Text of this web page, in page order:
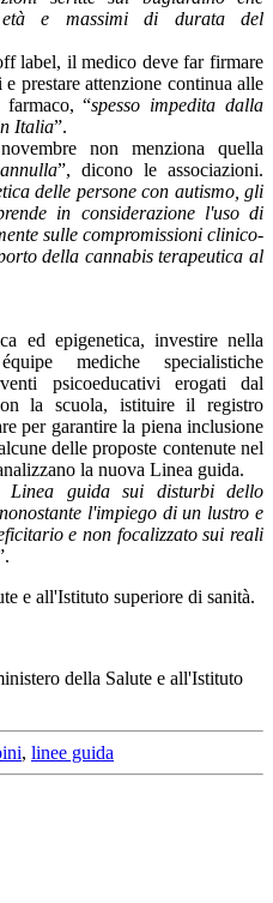
e massimi di durata del
label, il medico deve far firmare
prestare attenzione continua alle
farmaco, “spesso impedita dalla
Italia”.
non menziona quella
”, dicono le associazioni.
delle persone con autismo, gli
in considerazione l'uso di
sulle compromissioni clinico-
della cannabis terapeutica al
ed epigenetica, investire nella
mediche specialistiche
psicoeducativi erogati dal
la scuola, istituire il registro
per garantire la piena inclusione
delle proposte contenute nel
la nuova Linea guida.
Linea guida sui disturbi dello
l'impiego di un lustro e
e non focalizzato sui reali
e all'Istituto superiore di sanità.
della Salute e all'Istituto
, linee guida